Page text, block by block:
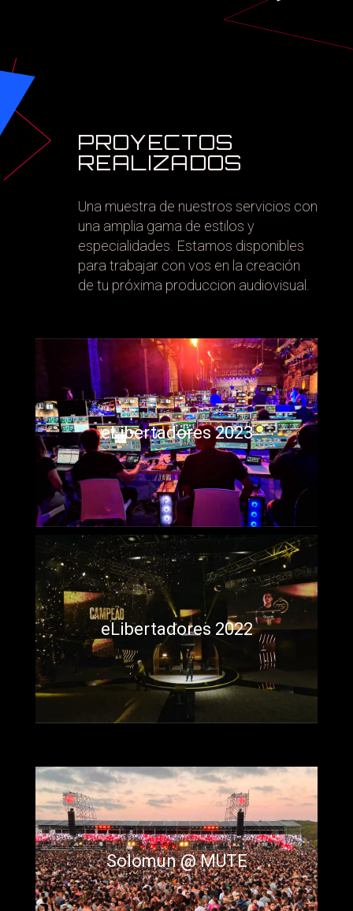
PROYECTOS
REALIZADOS
Una muestra de nuestros servicios con
una amplia gama de estilos y
especialidades. Estamos disponibles
para trabajar con vos en la creación
de tu próxima produccion audiovisual.
eLibertadores 2023
eLibertadores 2022
Solomun @ MUTE